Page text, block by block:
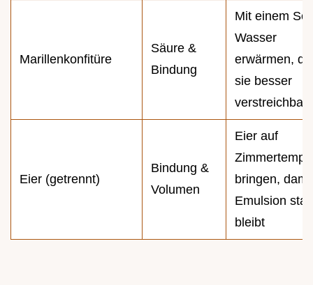
Marillenkonfitüre
Säure &
Bindung
Mit einem
Wasser
erwärmen,
sie besser
verstreichbar
Eier (getrennt)
Bindung &
Volumen
Eier auf
bringen,
Emulsion
bleibt